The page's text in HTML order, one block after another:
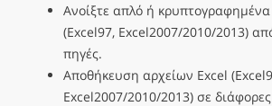
Ανοίξτε απλό ή κρυπτογραφημένα
(Excel97, Excel2007/2010/2013)
πηγές.
Αποθήκευση αρχείων Excel
Excel2007/2010/2013) σε διάφορες